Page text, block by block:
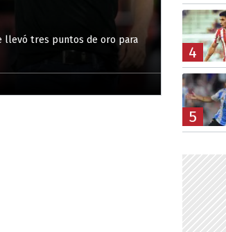
llevó tres puntos de oro para
4
5